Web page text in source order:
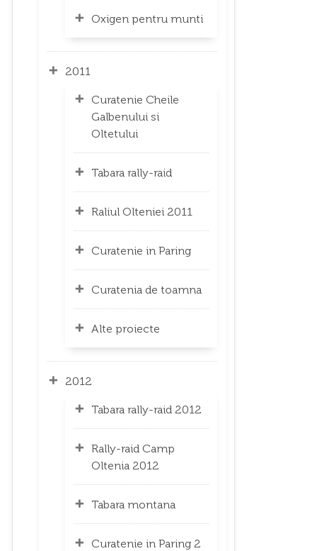
Oxigen pentru munti
2011
Curatenie Cheile
Galbenului si
Oltetului
Tabara rally-raid
Raliul Olteniei 2011
Curatenie in Paring
Curatenia de toamna
Alte proiecte
2012
Tabara rally-raid 2012
Rally-raid Camp
Oltenia 2012
Tabara montana
Curatenie in Paring 2